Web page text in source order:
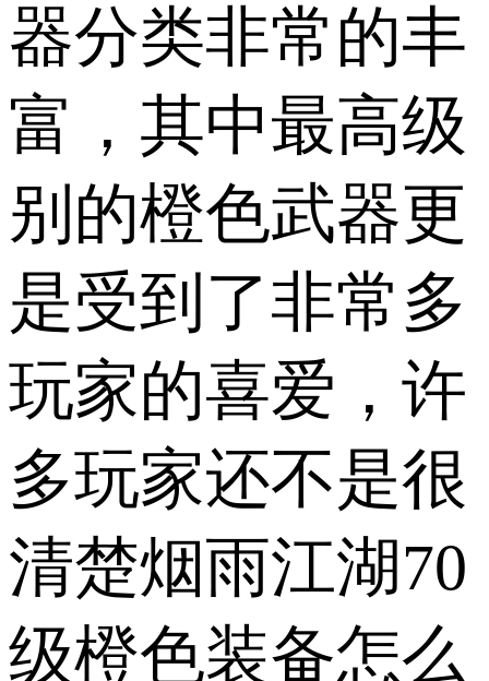
器分类非常的丰
富，其中最高级
别的橙色武器更
是受到了非常多
玩家的喜爱，许
多玩家还不是很
清楚烟雨江湖70
级橙色装备怎么